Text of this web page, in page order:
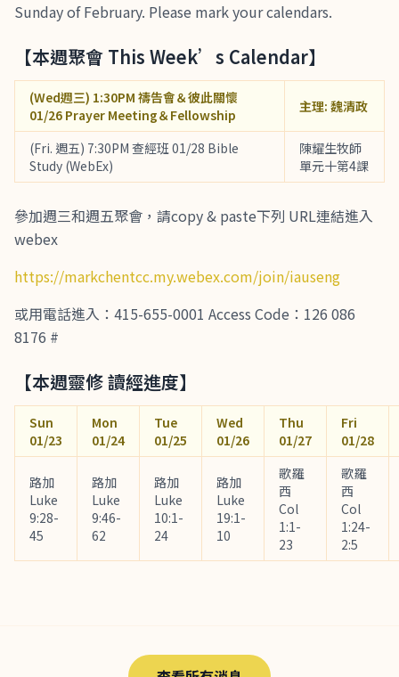
Sunday of February. Please mark your calendars.
【本週聚會 This Week’s Calendar】
(Wed週三) 1:30PM 禱告會＆彼此關懷
01/26 Prayer Meeting＆Fellowship
主理: 魏清政
(Fri. 週五) 7:30PM 查經班 01/28 Bible
Study (WebEx)
陳耀生牧師
單元十第4課
參加週三和週五聚會，請copy & paste下列 URL連結進入
webex
https://markchentcc.my.webex.com/join/iauseng
或用電話進入：415-655-0001 Access Code：126 086
8176 #
【本週靈修 讀經進度】
Sun
01/23
Mon
01/24
Tue
01/25
Wed
01/26
Thu
01/27
Fri
01/28
路加
Luke
9:28-
45
路加
Luke
9:46-
62
路加
Luke
10:1-
24
路加
Luke
19:1-
10
歌羅
西
Col
1:1-
23
歌羅
西
Col
1:24-
2:5